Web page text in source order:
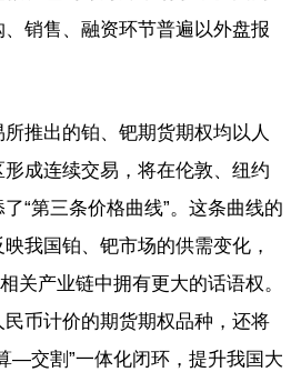
销售、融资环节普遍以外盘报
推出的铂、钯期货期权均以人
成连续交易，将在伦敦、纽约
“第三条价格曲线”。这条曲线的
我国铂、钯市场的供需变化，
关产业链中拥有更大的话语权。
币计价的期货期权品种，还将
—交割”一体化闭环，提升我国大